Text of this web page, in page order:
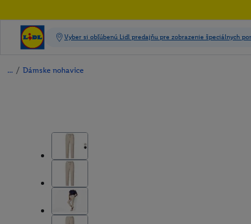
/ Dámske nohavice